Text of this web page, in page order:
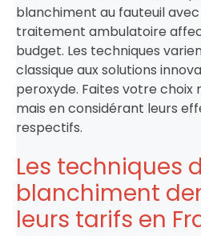
blanchiment au fauteuil
traitement ambulatoire
budget. Les techniques
classique aux solutions
peroxyde. Faites votre choix
mais en considérant leurs
respectifs.
Les techniques
blanchiment
leurs tarifs en